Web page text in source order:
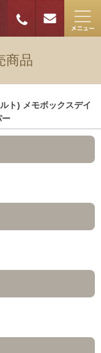
商品
ト) メモボックスデイ
ー